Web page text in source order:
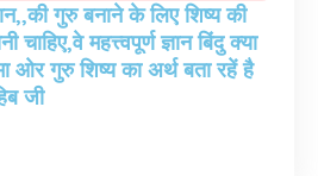
गुरु बनाने के लिए शिष्य की
चाहिए,वे महत्त्वपूर्ण ज्ञान बिंदु क्या
ओर गुरु शिष्य का अर्थ बता रहें है
जी